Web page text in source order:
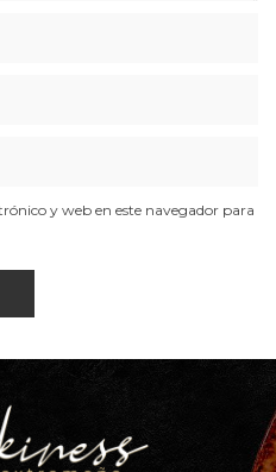
y web en este navegador para